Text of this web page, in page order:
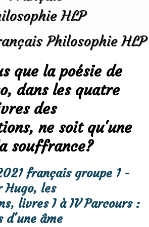
Philosophie HLP
que la poésie de
dans les quatre
des
ne soit qu'une
souffrance?
français groupe 1 -
Hugo, les
livres I à IV Parcours :
d'une âme